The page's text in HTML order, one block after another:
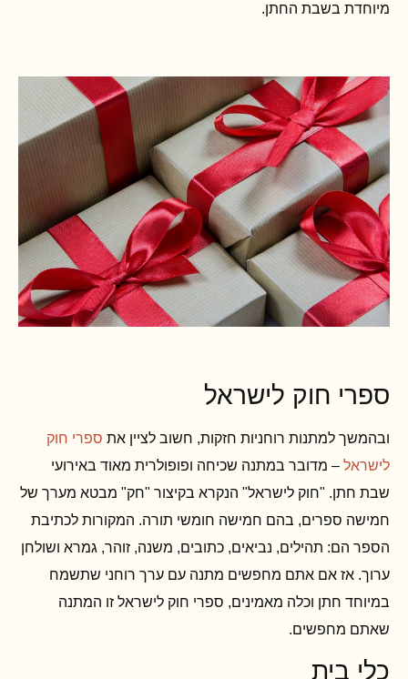
מיוחדת בשבת החתן.
ספרי חוק לישראל
ובהמשך למתנות רוחניות חזקות, חשוב לציין את ספרי חוק
לישראל – מדובר במתנה שכיחה ופופולרית מאוד באירועי
שבת חתן. "חוק לישראל" הנקרא בקיצור "חק" מבטא מערך של
חמישה ספרים, בהם חמישה חומשי תורה. המקורות לכתיבת
הספר הם: תהילים, נביאים, כתובים, משנה, זוהר, גמרא ושולחן
ערוך. אז אם אתם מחפשים מתנה עם ערך רוחני שתשמח
במיוחד חתן וכלה מאמינים, ספרי חוק לישראל זו המתנה
שאתם מחפשים.
כלי בית